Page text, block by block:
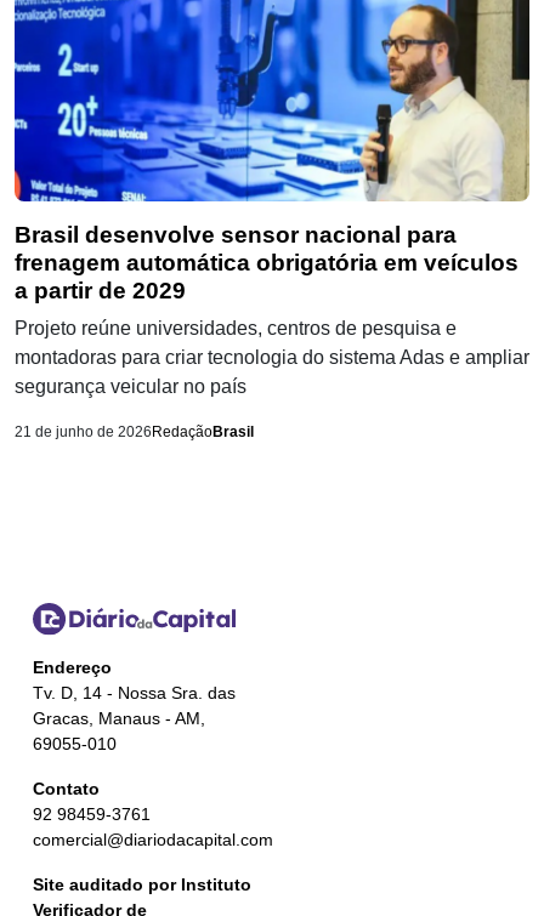
Brasil desenvolve sensor nacional para
frenagem automática obrigatória em veículos
a partir de 2029
Projeto reúne universidades, centros de pesquisa e
montadoras para criar tecnologia do sistema Adas e ampliar
segurança veicular no país
21 de junho de 2026 RedaçãoBrasil
Endereço
Tv. D, 14 - Nossa Sra. das
Gracas, Manaus - AM,
69055-010
Contato
92 98459-3761
comercial@diariodacapital.com
Site auditado por Instituto
Verificador de